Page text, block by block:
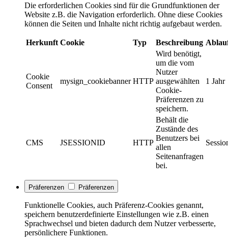
Die erforderlichen Cookies sind für die Grundfunktionen der
Website z.B. die Navigation erforderlich. Ohne diese Cookies
können die Seiten und Inhalte nicht richtig aufgebaut werden.
Herkunft Cookie Typ Beschreibung
Cookie
Consent
mysign_cookiebanner HTTP
Wird benötigt,
um die vom
Nutzer
ausgewählten
Cookie-
Präferenzen zu
speichern.
1 Jahr
CMS JSESSIONID HTTP
Behält die
Zustände des
Benutzers bei
allen
Seitenanfragen
bei.
Präferenzen Präferenzen
Funktionelle Cookies, auch Präferenz-Cookies genannt,
speichern benutzerdefinierte Einstellungen wie z.B. einen
Sprachwechsel und bieten dadurch dem Nutzer verbesserte,
persönlichere Funktionen.